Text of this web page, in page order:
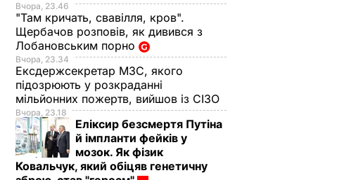
Вчора, 23.46
"Там кричать, свавілля, кров".
Щербачов розповів, як дивився з
Лобановським порно
Вчора, 23.34
Ексдержсекретар МЗС, якого
підозрюють у розкраданні
мільйонних пожертв, вийшов із СІЗО
Вчора, 23.18
Еліксир безсмертя Путіна
й імпланти фейків у
мозок. Як фізик
Ковальчук, який обіцяв генетичну